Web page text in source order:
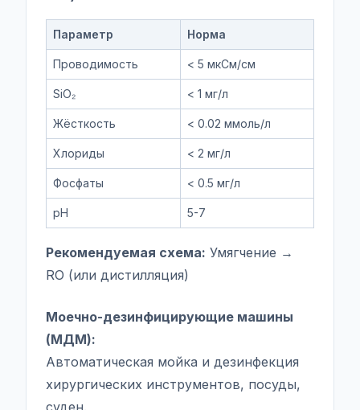
Параметр Норма
Проводимость < 5 мкСм/см
SiO₂ < 1 мг/л
Жёсткость < 0.02 ммоль/л
Хлориды < 2 мг/л
Фосфаты < 0.5 мг/л
pH 5-7
Рекомендуемая схема: Умягчение →
RO (или дистилляция)
Моечно-дезинфицирующие машины
(МДМ):
Автоматическая мойка и дезинфекция
хирургических инструментов, посуды,
суден.